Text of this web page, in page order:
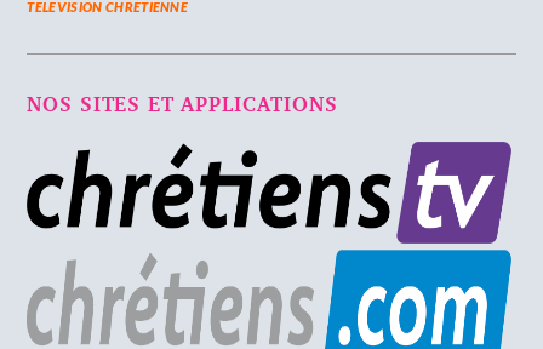
TELEVISION CHRETIENNE
NOS SITES ET APPLICATIONS